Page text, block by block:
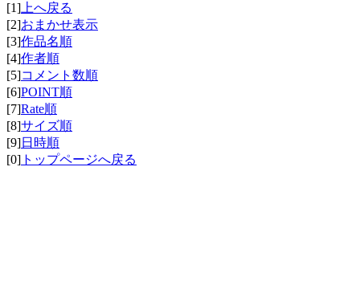
[1] 上へ戻る
[2]おまかせ表示
[3]作品名順
[4]作者順
[5]コメント数順
[6]POINT順
[7]Rate順
[8]サイズ順
[9]日時順
[0] トップページへ戻る